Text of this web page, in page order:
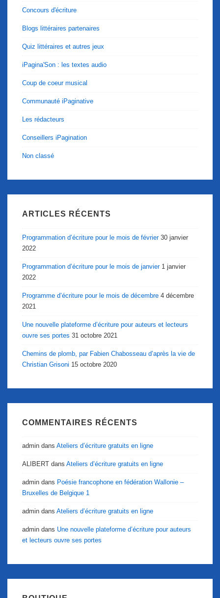
Concours d'écriture
Blogs littéraires partenaires
Quiz littéraires et autres jeux
iPagina'Son : les textes audio
Coup de coeur musical
Communauté iPaginative
Les rédacteurs
Conseillers iPagination
Non classé
ARTICLES RÉCENTS
Programmation d’écriture pour le mois de février 30 janvier
2022
Programmation d’écriture pour le mois de janvier 1 janvier
2022
Programme d’écriture pour le mois de décembre 4 décembre
2021
Une nouvelle plateforme d’écriture pour auteurs et lecteurs
ouvre ses portes 31 octobre 2021
Chemins de plomb, par Fabien Chabosseau d’après la vie de
Christian Grisoni 15 octobre 2020
COMMENTAIRES RÉCENTS
admin dans Ateliers d’écriture gratuits en ligne
ALIBERT dans Ateliers d’écriture gratuits en ligne
admin dans Poésie francophone en fédération Wallonie –
Bruxelles de Belgique 1
admin dans Ateliers d’écriture gratuits en ligne
admin dans Une nouvelle plateforme d’écriture pour auteurs
et lecteurs ouvre ses portes